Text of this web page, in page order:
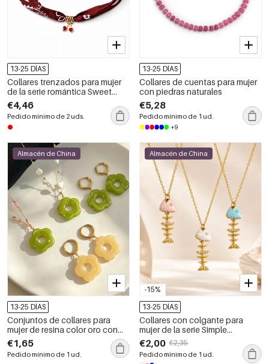
13-25 DÍAS
Collares trenzados para mujer
de la serie romántica Sweet
Cherry, color dorado.
€4,46
Pedido mínimo de 2 uds.
13-25 DÍAS
Collares de cuentas para mujer
con piedras naturales
€5,28
Pedido mínimo de 1 ud.
+9
Almacén de China
13-25 DÍAS
Conjuntos de collares para
mujer de resina color oro con
diseño de flor dulce de la serie
romántica
€1,65
Pedido mínimo de 1 ud.
-15%
Almacén de China
13-25 DÍAS
Collares con colgante para
mujer de la serie Simple
Vacation Fish, de acero
inoxidable, resistentes al agua y
color dorado.
€2,00 €2,35
Pedido mínimo de 1 ud.